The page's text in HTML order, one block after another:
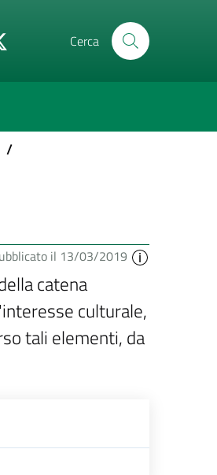
Cerca
/
il 13/03/2019
catena
culturale,
tali elementi, da